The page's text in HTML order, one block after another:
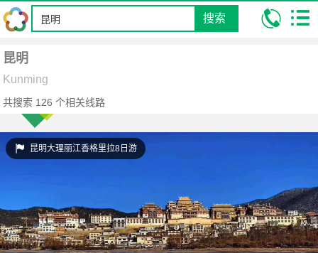
搜索
昆明
Kunming
共搜索 126 个相关线路
昆明大理丽江香格里拉8日游